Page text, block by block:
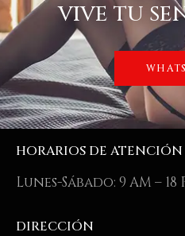
VIVE TU
HORARIOS DE ATENCIÓN
Lunes-Sábado: 9 AM – 18
DIRECCIÓN